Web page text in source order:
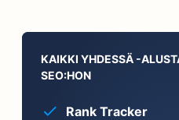
KAIKKI YHDESSÄ -
SEO:HON
Rank Tracker